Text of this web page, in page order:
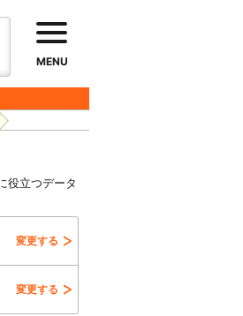
MENU
役立つデータ
変更する
変更する